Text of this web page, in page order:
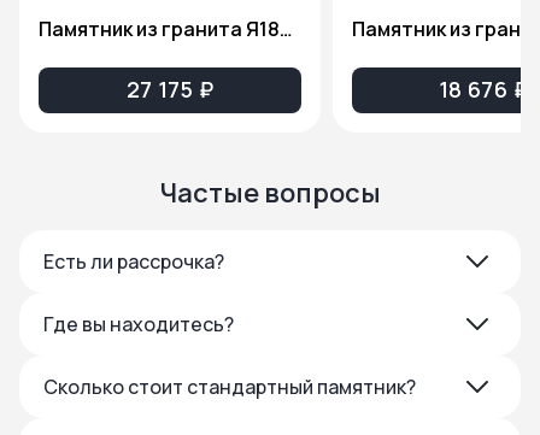
Памятник из гранита Я1806
27 175 ₽
Памятник из
18 676 ₽
Частые вопросы
Есть ли рассрочка?
Где вы находитесь?
Сколько стоит стандартный памятник?